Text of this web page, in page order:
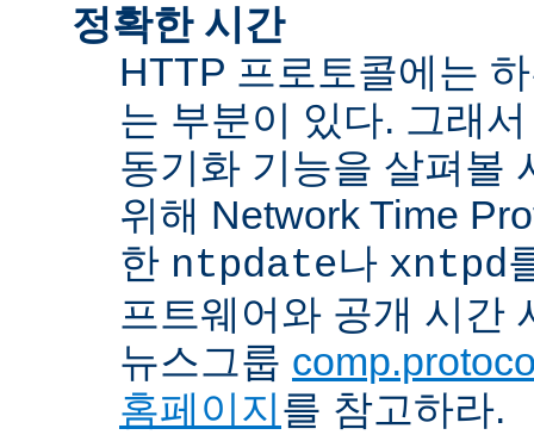
정확한 시간
HTTP 프로토콜에는
는 부분이 있다. 그래
동기화 기능을 살펴볼
위해 Network Time
한 ntpdate나 xntpd
프트웨어와 공개 시간
뉴스그룹
홈페이지를 참고하라.